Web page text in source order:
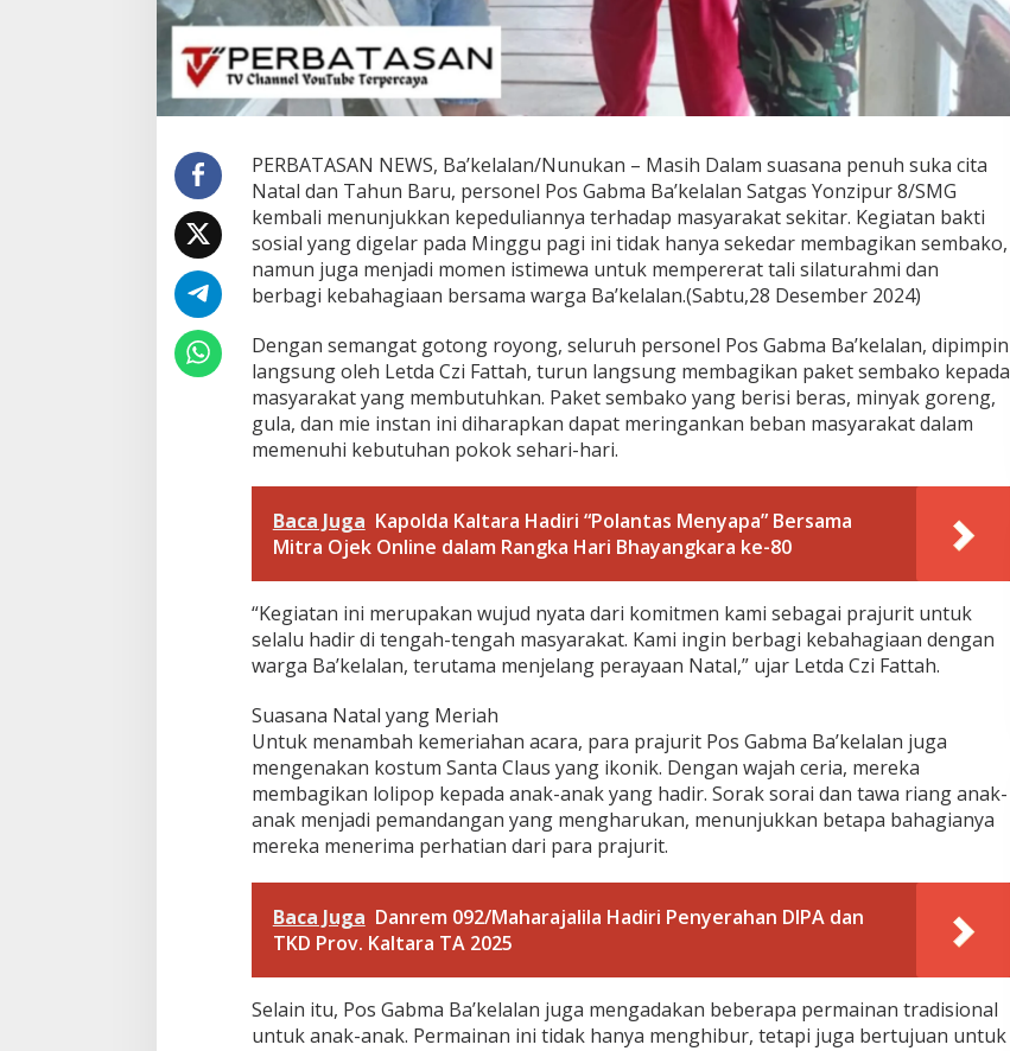
r
a
g
i
b
a
h
g
i
a
n
a
t
a
l
e
s
a
M
a
s
r
a
k
a
d
i
r
b
t
a
s
a
PERBATASAN NEWS, Ba’kelalan/Nunukan – Masih Dalam suasana penuh suka cita
Natal dan Tahun Baru, personel Pos Gabma Ba’kelalan Satgas Yonzipur 8/SMG
kembali menunjukkan kepeduliannya terhadap masyarakat sekitar. Kegiatan bakti
sosial yang digelar pada Minggu pagi ini tidak hanya sekedar membagikan sembako,
namun juga menjadi momen istimewa untuk mempererat tali silaturahmi dan
berbagi kebahagiaan bersama warga Ba’kelalan.(Sabtu,28 Desember 2024)
Dengan semangat gotong royong, seluruh personel Pos Gabma Ba’kelalan, dipimpin
langsung oleh Letda Czi Fattah, turun langsung membagikan paket sembako kepada
masyarakat yang membutuhkan. Paket sembako yang berisi beras, minyak goreng,
gula, dan mie instan ini diharapkan dapat meringankan beban masyarakat dalam
memenuhi kebutuhan pokok sehari-hari.
Baca Juga Kapolda Kaltara Hadiri “Polantas Menyapa” Bersama
Mitra Ojek Online dalam Rangka Hari Bhayangkara ke-80
“Kegiatan ini merupakan wujud nyata dari komitmen kami sebagai prajurit untuk
selalu hadir di tengah-tengah masyarakat. Kami ingin berbagi kebahagiaan dengan
warga Ba’kelalan, terutama menjelang perayaan Natal,” ujar Letda Czi Fattah.
Suasana Natal yang Meriah
Untuk menambah kemeriahan acara, para prajurit Pos Gabma Ba’kelalan juga
mengenakan kostum Santa Claus yang ikonik. Dengan wajah ceria, mereka
membagikan lolipop kepada anak-anak yang hadir. Sorak sorai dan tawa riang anak-
anak menjadi pemandangan yang mengharukan, menunjukkan betapa bahagianya
mereka menerima perhatian dari para prajurit.
Baca Juga Danrem 092/Maharajalila Hadiri Penyerahan DIPA dan
TKD Prov. Kaltara TA 2025
Selain itu, Pos Gabma Ba’kelalan juga mengadakan beberapa permainan tradisional
untuk anak-anak. Permainan ini tidak hanya menghibur, tetapi juga bertujuan untuk